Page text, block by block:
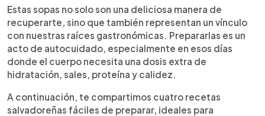
de mora. Más que un plato, son un abrazo que
alimenta. Prepararlas es cuidarse con lo nuestro,
desde lo más simple y poderoso.
Estas sopas no solo son una deliciosa manera de
recuperarte, sino que también representan un vínculo
con nuestras raíces gastronómicas. Prepararlas es un
acto de autocuidado, especialmente en esos días
donde el cuerpo necesita una dosis extra de
hidratación, sales, proteína y calidez.
A continuación, te compartimos cuatro recetas
salvadoreñas fáciles de preparar, ideales para